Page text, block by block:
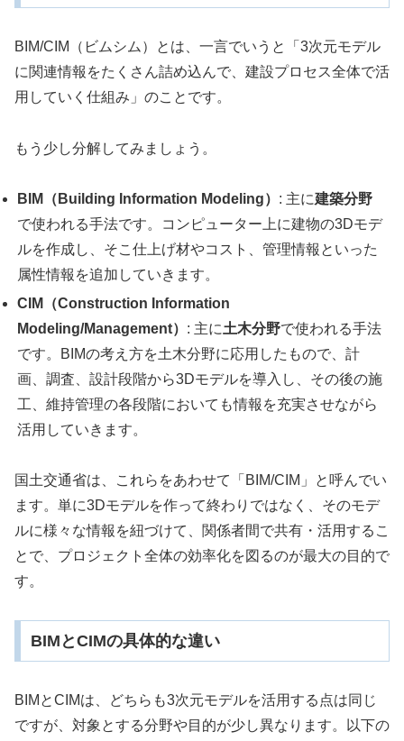
BIM/CIM（ビムシム）とは、一言でいうと「3次元モデル
に関連情報をたくさん詰め込んで、建設プロセス全体で活
用していく仕組み」のことです。
もう少し分解してみましょう。
BIM（Building Information Modeling） : 主に建築分野
で使われる手法です。コンピューター上に建物の3Dモデ
ルを作成し、そこ仕上げ材やコスト、管理情報といった
属性情報を追加していきます。
CIM（Construction Information
Modeling/Management） : 主に土木分野で使われる手法
です。BIMの考え方を土木分野に応用したもので、計
画、調査、設計段階から3Dモデルを導入し、その後の施
工、維持管理の各段階においても情報を充実させながら
活用していきます。
国土交通省は、これらをあわせて「BIM/CIM」と呼んでい
ます。単に3Dモデルを作って終わりではなく、そのモデ
ルに様々な情報を紐づけて、関係者間で共有・活用するこ
とで、プロジェクト全体の効率化を図るのが最大の目的で
す。
BIMとCIMの具体的な違い
BIMとCIMは、どちらも3次元モデルを活用する点は同じ
ですが、対象とする分野や目的が少し異なります。以下の